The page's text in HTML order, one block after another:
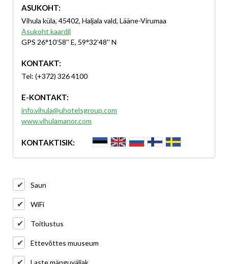
ASUKOHT:
Vihula küla, 45402, Haljala vald, Lääne-Virumaa
Asukoht kaardil
GPS 26°10'58'' E, 59°32'48'' N
KONTAKT:
Tel: (+372) 326 4100
E-KONTAKT:
info.vihula@uhotelsgroup.com
www.vihulamanor.com
KONTAKTISIK:
Saun
WiFi
Toitlustus
Ettevõttes muuseum